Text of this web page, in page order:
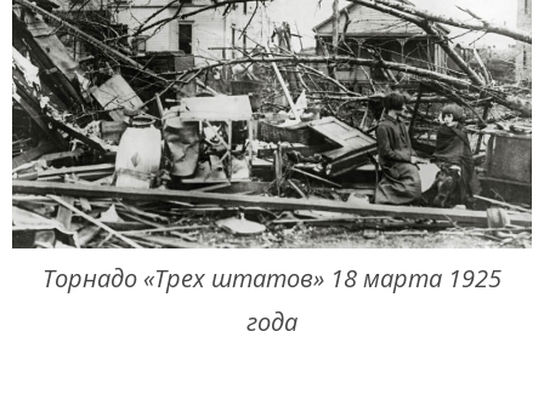
Торнадо «Трех штатов» 18 марта 1925
года